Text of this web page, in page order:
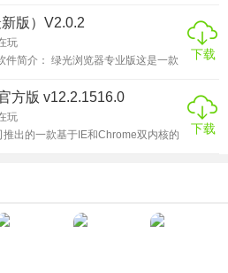
向导，并且打开软件
说的那么好，小编在看完这些介绍之
虽没有想象的那么好，但是还是在可
览器较之360浏览器和搜狗浏览器这
缺乏竞争力，毕竟浏览器并不是腾讯
版）V2.0.2
玩
件简介： 绿光浏览器专业版这是一款
看的新闻资源，都是可以看到的，而
下载
方版 v12.2.1516.0
玩
出的一款基于IE和Chrome双内核的
为先进的恶意网址拦截技术，可以帮
欺诈、网银仿冒等恶意网址。同时，
马的存在，用户也不会受到任何的感
下载